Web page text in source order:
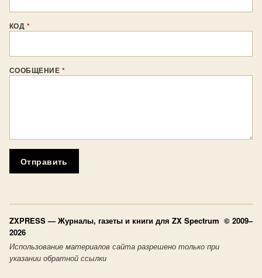
КОД *
СООБЩЕНИЕ *
Отправить
ZXPRESS — Журналы, газеты и книги для ZX Spectrum © 2009–
2026
Использование материалов сайта разрешено только при
указании обратной ссылки